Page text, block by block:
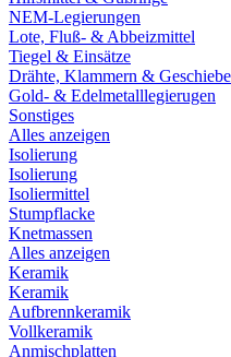
NEM-Legierungen
Lote, Fluß- & Abbeizmittel
Tiegel & Einsätze
Drähte, Klammern & Geschiebe
Gold- & Edelmetalllegierugen
Sonstiges
Alles anzeigen
Isolierung
Isolierung
Isoliermittel
Stumpflacke
Knetmassen
Alles anzeigen
Keramik
Keramik
Aufbrennkeramik
Vollkeramik
Anmischplatten